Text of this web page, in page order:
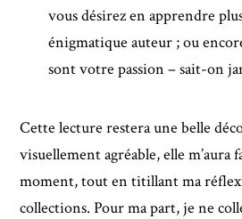
vous désirez en apprendre
énigmatique auteur ; ou
sont votre passion – sait-on
Cette lecture restera une belle
visuellement agréable, elle m’aura
moment, tout en titillant ma
collections. Pour ma part, je ne